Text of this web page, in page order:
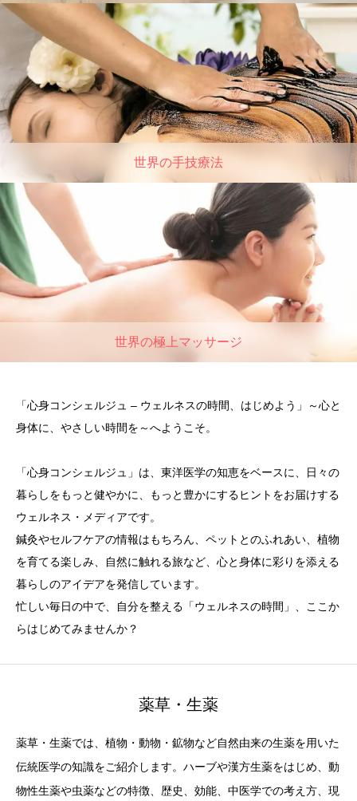
世界の手技療法
世界の極上マッサージ
「心身コンシェルジュ – ウェルネスの時間、はじめよう」～心と
身体に、やさしい時間を～へようこそ。
「心身コンシェルジュ」は、東洋医学の知恵をベースに、日々の
暮らしをもっと健やかに、もっと豊かにするヒントをお届けする
ウェルネス・メディアです。
鍼灸やセルフケアの情報はもちろん、ペットとのふれあい、植物
を育てる楽しみ、自然に触れる旅など、心と身体に彩りを添える
暮らしのアイデアを発信しています。
忙しい毎日の中で、自分を整える「ウェルネスの時間」、ここか
らはじめてみませんか？
薬草・生薬
薬草・生薬では、植物・動物・鉱物など自然由来の生薬を用いた
伝統医学の知識をご紹介します。ハーブや漢方生薬をはじめ、動
物性生薬や虫薬などの特徴、歴史、効能、中医学での考え方、現